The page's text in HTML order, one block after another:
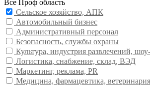
Все Проф область
Сельское хозяйство, АПК
Автомобильный бизнес
Административный персонал
Безопасность, службы охраны
Культура, индустрия развлечений,
Логистика, снабжение, склад, ВЭД
Маркетинг, реклама, PR
Медицина, фармацевтика, ветеринария